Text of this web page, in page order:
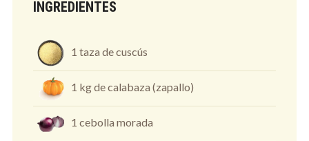
INGREDIENTES
1 taza de cuscús
1 kg de calabaza (zapallo)
1 cebolla morada